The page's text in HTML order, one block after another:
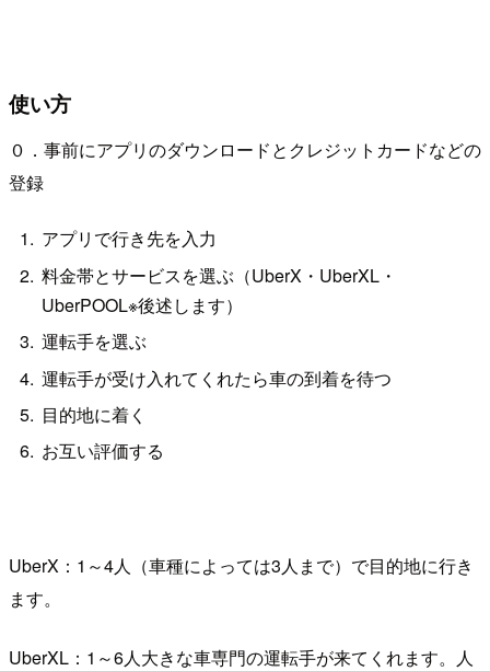
使い方
０．事前にアプリのダウンロードとクレジットカードなどの
登録
アプリで行き先を入力
料金帯とサービスを選ぶ（UberX・UberXL・
UberPOOL※後述します）
運転手を選ぶ
運転手が受け入れてくれたら車の到着を待つ
目的地に着く
お互い評価する
UberX：1～4人（車種によっては3人まで）で目的地に行き
ます。
UberXL：1～6人大きな車専門の運転手が来てくれます。人